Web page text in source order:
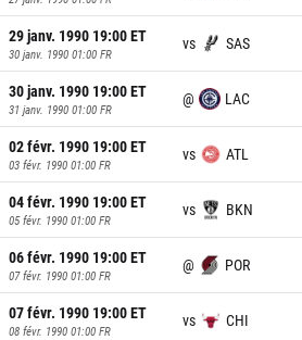
29 janv. 1990 19:00ET
30 janv. 1990 01:00 FR
vs SAS
30 janv. 1990 19:00ET
31 janv. 1990 01:00 FR
@ LAC
02 févr. 1990 19:00ET
03 févr. 1990 01:00 FR
vs ATL
04 févr. 1990 19:00ET
05 févr. 1990 01:00 FR
vs BKN
06 févr. 1990 19:00ET
07 févr. 1990 01:00 FR
@ POR
07 févr. 1990 19:00ET
08 févr. 1990 01:00 FR
vs CHI